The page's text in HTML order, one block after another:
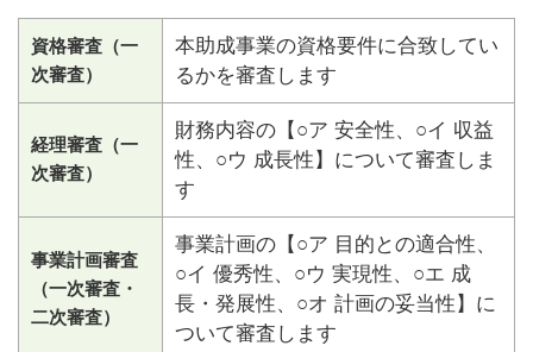
資格審査（一
次審査）
本助成事業の資格要件に合致してい
るかを審査します
経理審査（一
次審査）
財務内容の【○ア 安全性、○イ 収益
性、○ウ 成長性】について審査しま
す
事業計画審査
（一次審査・
二次審査）
事業計画の【○ア 目的との適合性、
○イ 優秀性、○ウ 実現性、○エ 成
長・発展性、○オ 計画の妥当性】に
ついて審査します